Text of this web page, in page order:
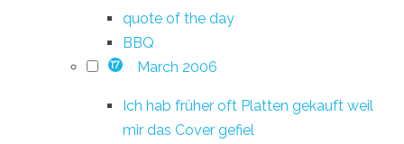
quote of the day
BBQ
17 March 2006
Ich hab früher oft Platten gekauft weil
mir das Cover gefiel